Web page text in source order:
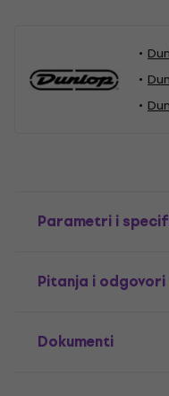
Parametri i
Pitanja i odgovori
Dokumenti